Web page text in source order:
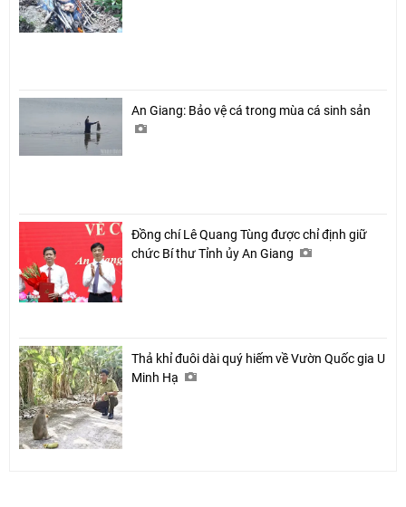
An Giang: Bảo vệ cá trong mùa cá sinh sản
Đồng chí Lê Quang Tùng được chỉ định giữ
chức Bí thư Tỉnh ủy An Giang
Thả khỉ đuôi dài quý hiếm về Vườn Quốc gia U
Minh Hạ